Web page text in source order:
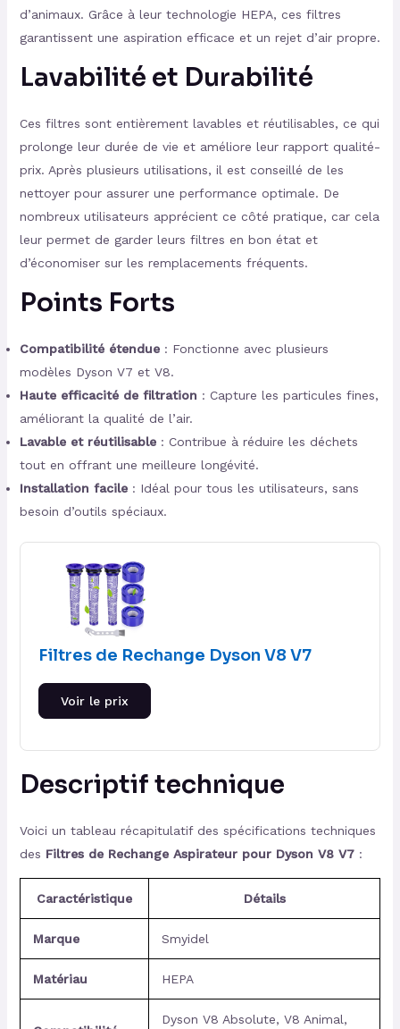
d’animaux. Grâce à leur technologie HEPA, ces filtres
garantissent une aspiration efficace et un rejet d’air propre.
Lavabilité et Durabilité
Ces filtres sont entièrement lavables et réutilisables, ce qui
prolonge leur durée de vie et améliore leur rapport qualité-
prix. Après plusieurs utilisations, il est conseillé de les
nettoyer pour assurer une performance optimale. De
nombreux utilisateurs apprécient ce côté pratique, car cela
leur permet de garder leurs filtres en bon état et
d’économiser sur les remplacements fréquents.
Points Forts
Compatibilité étendue: Fonctionne avec plusieurs
modèles Dyson V7 et V8.
Haute efficacité de filtration : Capture les particules fines,
améliorant la qualité de l’air.
Lavable et réutilisable: Contribue à réduire les déchets
tout en offrant une meilleure longévité.
Installation facile: Idéal pour tous les utilisateurs, sans
besoin d’outils spéciaux.
Filtres de Rechange Dyson V8 V7
Voir le prix
Descriptif technique
Voici un tableau récapitulatif des spécifications techniques
des Filtres de Rechange Aspirateur pour Dyson V8 V7:
Caractéristique Détails
Marque Smyidel
Matériau HEPA
Dyson V8 Absolute, V8 Animal,